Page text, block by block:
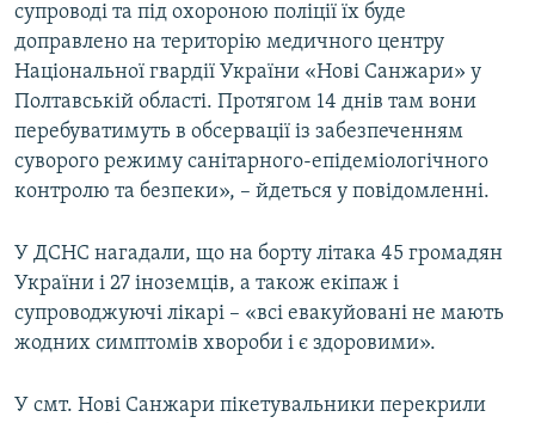
супроводі та під охороною поліції їх буде
доправлено на територію медичного центру
Національної гвардії України «Нові Санжари» у
Полтавській області. Протягом 14 днів там вони
перебуватимуть в обсервації із забезпеченням
суворого режиму санітарного-епідеміологічного
контролю та безпеки», – йдеться у повідомленні.
У ДСНС нагадали, що на борту літака 45 громадян
України і 27 іноземців, а також екіпаж і
супроводжуючі лікарі – «всі евакуйовані не мають
жодних симптомів хвороби і є здоровими».
У смт. Нові Санжари пікетувальники перекрили